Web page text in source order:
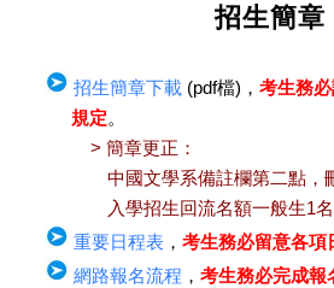
招生簡章
招生簡章下載(pdf檔)， 考生務
規定。
> 簡章更正：
中國文學系備註欄第二點，
入學招生回流名額一般生1名
重要日程表， 考生務必留意各項
網路報名流程 ， 考生務必完成報